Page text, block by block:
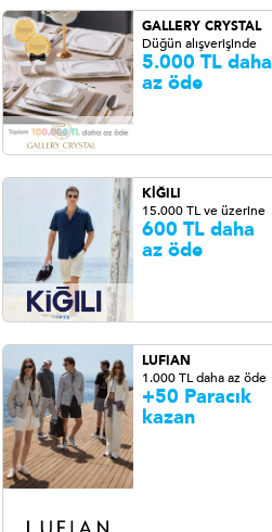
GALLERY CRYSTAL
Düğün alışverişinde
5.000 TL daha
az öde
KİĞILI
15.000 TL ve üzerine
600 TL daha
az öde
LUFIAN
1.000 TL daha az öde
+50 Paracık
kazan